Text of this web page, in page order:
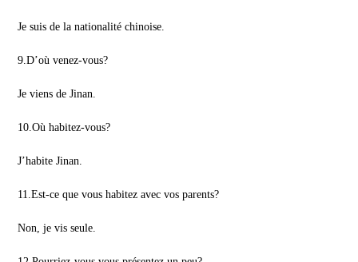
Je suis de la nationalité chinoise.
9.D’où venez-vous?
Je viens de Jinan.
10.Où habitez-vous?
J’habite Jinan.
11.Est-ce que vous habitez avec vos parents?
Non, je vis seule.